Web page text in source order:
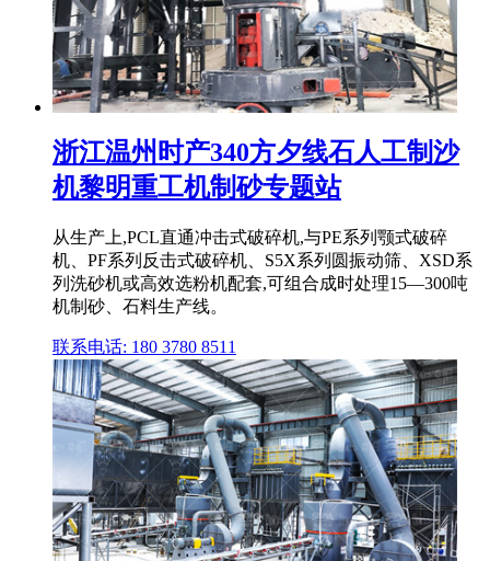
浙江温州时产340方夕线石人工制沙
机黎明重工机制砂专题站
从生产上,PCL直通冲击式破碎机,与PE系列颚式破碎
机、PF系列反击式破碎机、S5X系列圆振动筛、XSD系
列洗砂机或高效选粉机配套,可组合成时处理15—300吨
机制砂、石料生产线。
联系电话: 180 3780 8511